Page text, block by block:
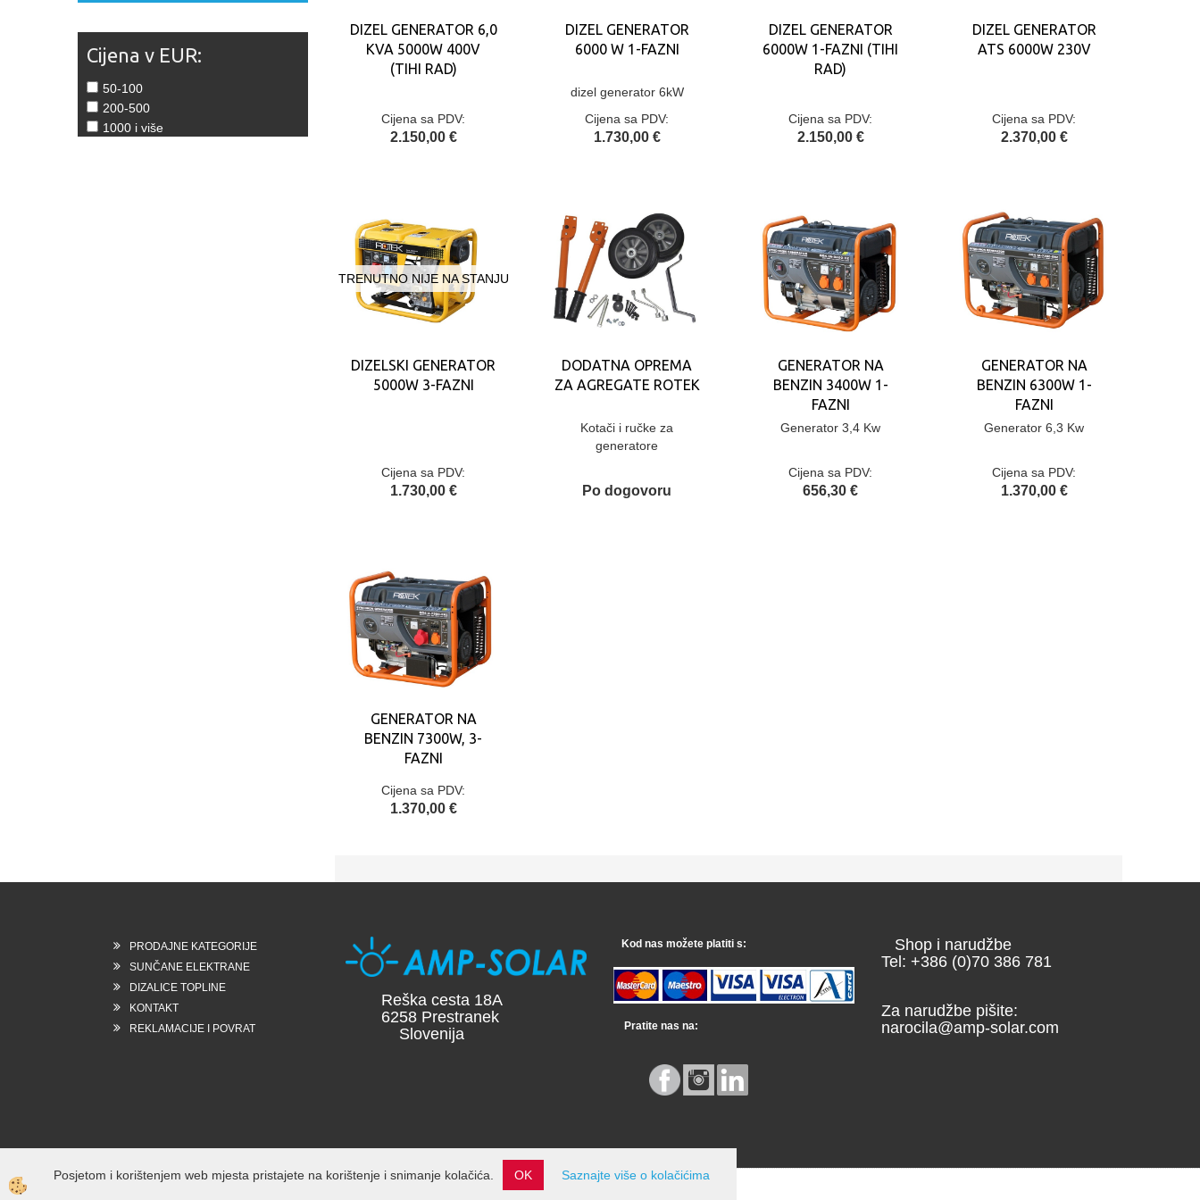
Cijena v EUR:
50-100
200-500
1000 i više
DIZEL GENERATOR 6,0
KVA 5000W 400V
(TIHI RAD)
Cijena sa PDV:
2.150,00 €
DIZEL GENERATOR
6000 W 1-FAZNI
dizel generator 6kW
Cijena sa PDV:
1.730,00 €
DIZEL GENERATOR
6000W 1-FAZNI (TIHI
RAD)
Cijena sa PDV:
2.150,00 €
DIZEL GENERATOR
ATS 6000W 230V
Cijena sa PDV:
2.370,00 €
TRENUTNO NIJE NA STANJU
DIZELSKI GENERATOR
5000W 3-FAZNI
Cijena sa PDV:
1.730,00 €
DODATNA OPREMA
ZA AGREGATE ROTEK
Kotači i ručke za
generatore
Po dogovoru
GENERATOR NA
BENZIN 3400W 1-
FAZNI
Generator 3,4 Kw
Cijena sa PDV:
656,30 €
GENERATOR NA
BENZIN 6300W 1-
FAZNI
Generator 6,3 Kw
Cijena sa PDV:
1.370,00 €
GENERATOR NA
BENZIN 7300W, 3-
FAZNI
Cijena sa PDV:
1.370,00 €
PRODAJNE KATEGORIJE
SUNČANE ELEKTRANE
DIZALICE TOPLINE
KONTAKT
REKLAMACIJE I POVRAT
Reška cesta 18A
6258 Prestranek
Slovenija
Kod nas možete platiti s:
Pratite nas na:
Shop i narudžbe
Tel: +386 (0)70 386 781
Za narudžbe pišite:
narocila@amp-solar.com
Izdelava spletne trgovine
Posjetom i korištenjem web mjesta pristajete na korištenje i snimanje kolačića. OK Saznajte više o kolačićima